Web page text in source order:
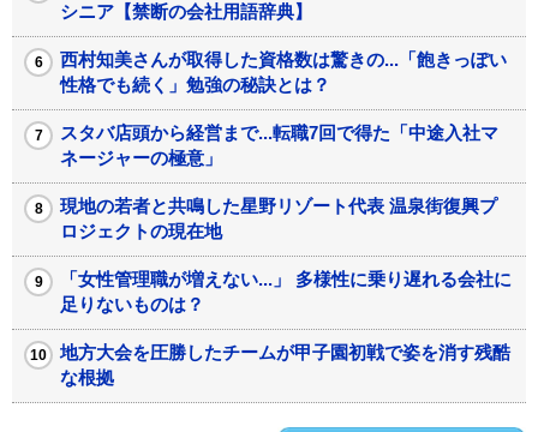
シニア【禁断の会社用語辞典】
西村知美さんが取得した資格数は驚きの...「飽きっぽい
性格でも続く」勉強の秘訣とは？
スタバ店頭から経営まで...転職7回で得た「中途入社マ
ネージャーの極意」
現地の若者と共鳴した星野リゾート代表 温泉街復興プ
ロジェクトの現在地
「女性管理職が増えない...」 多様性に乗り遅れる会社に
足りないものは？
地方大会を圧勝したチームが甲子園初戦で姿を消す残酷
な根拠